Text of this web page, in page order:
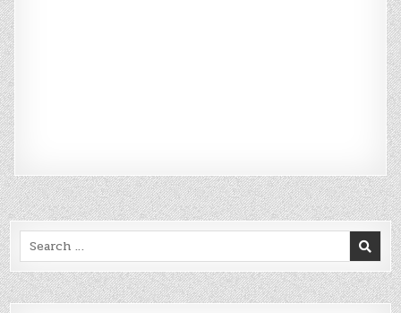
Search
for: